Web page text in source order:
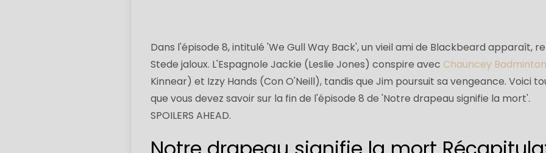
Dans l'épisode 8, intitulé 'We Gull Way Back', un vieil ami de Blackbeard apparaît,
Stede jaloux. L'Espagnole Jackie (Leslie Jones) conspire avec Chauncey Badminton
Kinnear) et Izzy Hands (Con O'Neill), tandis que Jim poursuit sa vengeance. Voici
que vous devez savoir sur la fin de l'épisode 8 de 'Notre drapeau signifie la mort'.
SPOILERS AHEAD.